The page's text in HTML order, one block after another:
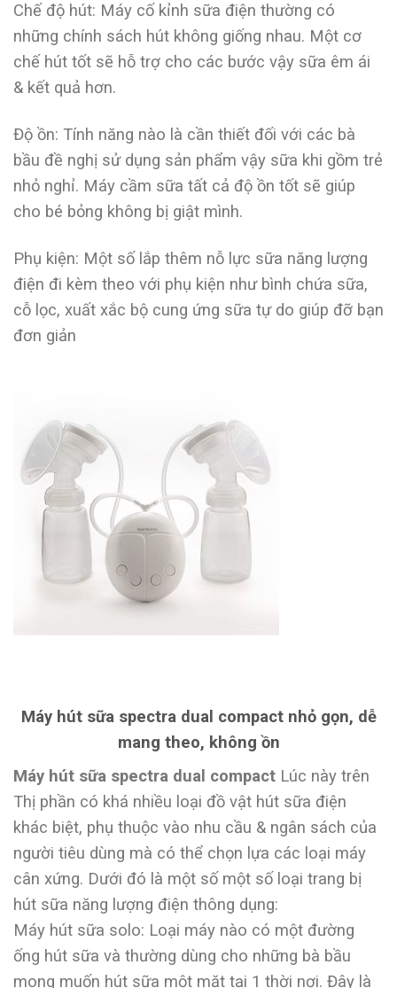
Chế độ hút: Máy cố kỉnh sữa điện thường có
những chính sách hút không giống nhau. Một cơ
chế hút tốt sẽ hỗ trợ cho các bước vậy sữa êm ái
& kết quả hơn.
Độ ồn: Tính năng nào là cần thiết đối với các bà
bầu đề nghị sử dụng sản phẩm vậy sữa khi gồm trẻ
nhỏ nghỉ. Máy cầm sữa tất cả độ ồn tốt sẽ giúp
cho bé bỏng không bị giật mình.
Phụ kiện: Một số lắp thêm nỗ lực sữa năng lượng
điện đi kèm theo với phụ kiện như bình chứa sữa,
cỗ lọc, xuất xắc bộ cung ứng sữa tự do giúp đỡ bạn
đơn giản
Máy hút sữa spectra dual compact nhỏ gọn, dễ
mang theo, không ồn
Máy hút sữa spectra dual compact Lúc này trên
Thị phần có khá nhiều loại đồ vật hút sữa điện
khác biệt, phụ thuộc vào nhu cầu & ngân sách của
người tiêu dùng mà có thể chọn lựa các loại máy
cân xứng. Dưới đó là một số một số loại trang bị
hút sữa năng lượng điện thông dụng:
Máy hút sữa solo: Loại máy nào có một đường
ống hút sữa và thường dùng cho những bà bầu
mong muốn hút sữa một mặt tại 1 thời nơi. Đây là